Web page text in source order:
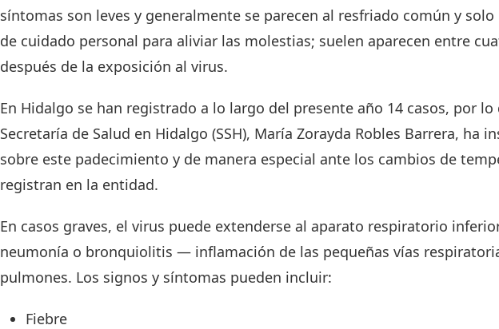
síntomas son leves y generalmente se parecen al resfriado común y
de cuidado personal para aliviar las molestias; suelen aparecen entre
después de la exposición al virus.
En Hidalgo se han registrado a lo largo del presente año 14 casos, por
Secretaría de Salud en Hidalgo (SSH), María Zorayda Robles Barrera, ha
sobre este padecimiento y de manera especial ante los cambios de
registran en la entidad.
En casos graves, el virus puede extenderse al aparato respiratorio
neumonía o bronquiolitis — inflamación de las pequeñas vías
pulmones. Los signos y síntomas pueden incluir:
Fiebre